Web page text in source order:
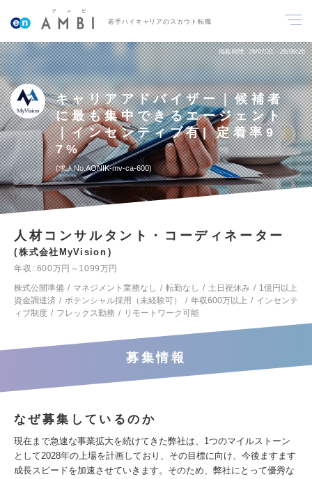
若手ハイキャリアのスカウト転職
掲載期間 26/07/31～26/08/26
キャリアアドバイザー｜候補者
に最も集中できるエージェント
｜インセンティブ有| 定着率9
7%
求人No.AONIK-mv-ca-600
人材コンサルタント・コーディネーター
株式会社MyVision
年収
600万円～1099万円
株式公開準備
マネジメント業務なし 転勤なし 土日祝休み
1億円以上
資金調達済
ポテンシャル採用（未経験可） 年収600万以上
インセンテ
ィブ制度
フレックス勤務 リモートワーク可能
募集情報
なぜ募集しているのか
現在まで急速な事業拡大を続けてきた弊社は、1つのマイルストーン
として2028年の上場を計画しており、その目標に向け、今後ますます
成長スピードを加速させていきます。そのため、弊社にとって優秀な